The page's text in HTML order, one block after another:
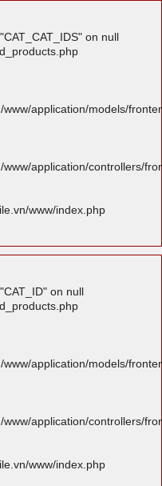
on null
application/models/
application/controllers/
www/index.php
on null
application/models/
application/controllers/
www/index.php